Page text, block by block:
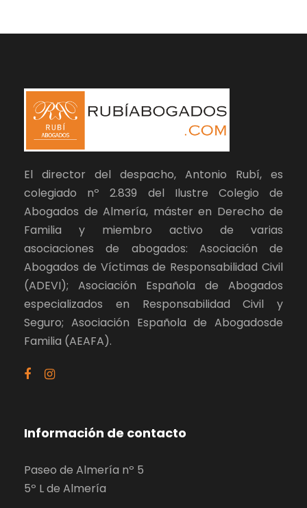
El director del despacho, Antonio Rubí, es
colegiado nº 2.839 del Ilustre Colegio de
Abogados de Almería, máster en Derecho de
Familia y miembro activo de varias
asociaciones de abogados: Asociación de
Abogados de Víctimas de Responsabilidad Civil
(ADEVI); Asociación Española de Abogados
especializados en Responsabilidad Civil y
Seguro; Asociación Española de Abogadosde
Familia (AEAFA).
Información de contacto
Paseo de Almería nº 5
5º L de Almería